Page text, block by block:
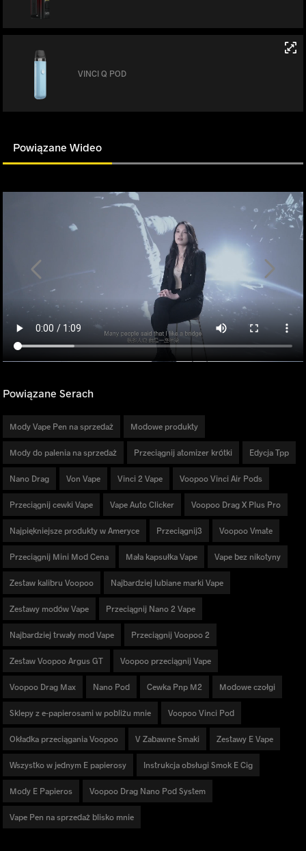
VINCI Q POD
Powiązane Wideo
Powiązane Serach
Mody Vape Pen na sprzedaż Modowe produkty
Mody do palenia na sprzedaż Przeciągnij atomizer krótki Edycja Tpp
Nano Drag Von Vape Vinci 2 Vape Voopoo Vinci Air Pods
Przeciągnij cewki Vape Vape Auto Clicker Voopoo Drag X Plus Pro
Najpiękniejsze produkty w Ameryce Przeciągnij3 Voopoo Vmate
Przeciągnij Mini Mod Cena Mała kapsułka Vape Vape bez nikotyny
Zestaw kalibru Voopoo Najbardziej lubiane marki Vape
Zestawy modów Vape Przeciągnij Nano 2 Vape
Najbardziej trwały mod Vape Przeciągnij Voopoo 2
Zestaw Voopoo Argus GT Voopoo przeciągnij Vape
Voopoo Drag Max Nano Pod Cewka Pnp M2 Modowe czołgi
Sklepy z e-papierosami w pobliżu mnie Voopoo Vinci Pod
Okładka przeciągania Voopoo V Zabawne Smaki Zestawy E Vape
Wszystko w jednym E papierosy Instrukcja obsługi Smok E Cig
Mody E Papieros Voopoo Drag Nano Pod System
Vape Pen na sprzedaż blisko mnie